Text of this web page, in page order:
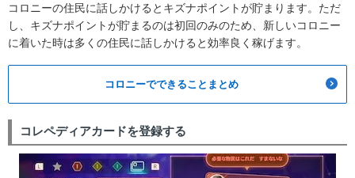
コロニーの住民に話しかけるとキズナポイントが貯まります。ただ
し、キズナポイントが貯まるのは初回のみのため、新しいコロニー
に着いた時は多くの住民に話しかけると効率良く稼げます。
コロニーでできることまとめ
コレペディアカードを登録する